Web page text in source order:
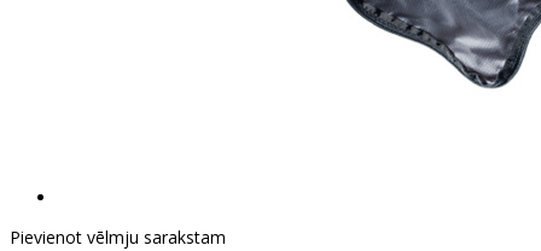
Pievienot vēlmju sarakstam